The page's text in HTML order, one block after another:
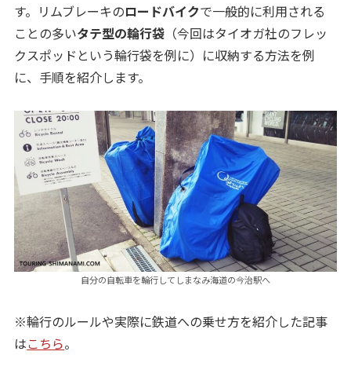
す。リムブレーキのロードバイクで一般的に利用される
ことの多いタテ型の輪行袋 （今回はタイオガ社のフレッ
クスポッドという輪行袋を例に）に収納する方法を例
に、手順を紹介します。
自分の自転車を輪行してしまなみ海道の今治駅へ
※輪行のルールや実際に鉄道への乗せ方を紹介した記事
はこちら。